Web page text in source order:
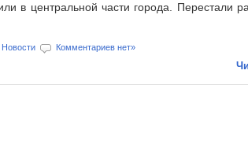
в центральной части города. Перестали
Новости Комментариев нет»